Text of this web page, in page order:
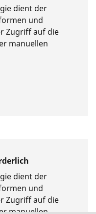
dient der
und
Zugriff auf die
manuellen
dient der
und
Zugriff auf die
manuellen